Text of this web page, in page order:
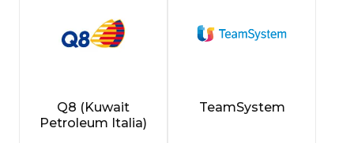
Q8 (Kuwait
Petroleum Italia)
TeamSystem